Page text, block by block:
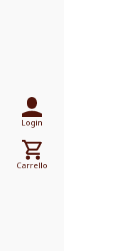
Login
Carrello